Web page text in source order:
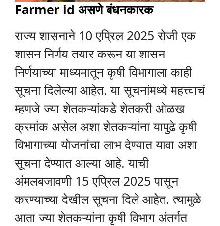
Farmer id असणे बंधनकारक
राज्य शासनाने 10 एप्रिल 2025 रोजी एक
शासन निर्णय तयार करून या शासन
निर्णयाच्या माध्यमातून कृषी विभागाला काही
सूचना दिलेल्या आहेत. या सूचनांमध्ये महत्त्वाचं
म्हणजे ज्या शेतकऱ्यांकडे शेतकरी ओळख
क्रमांक असेल अशा शेतकऱ्यांना यापुढे कृषी
विभागाच्या योजनांचा लाभ देण्यात यावा अशा
सूचना देण्यात आल्या आहे. याची
अंमलबजावणी 15 एप्रिल 2025 पासून
करण्याच्या देखील सूचना दिले आहेत. त्यामुळे
आता ज्या शेतकऱ्यांना कृषी विभाग अंतर्गत